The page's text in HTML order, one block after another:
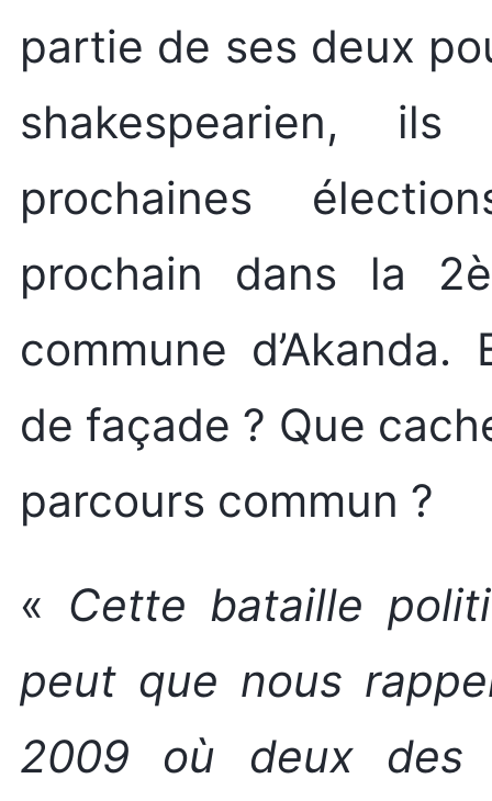
partie de ses deux
shakespearien,
prochaines
prochain dans la
commune
de façade ? Que
parcours commun ?
« Cette bataille
peut que nous
2009 où deux des